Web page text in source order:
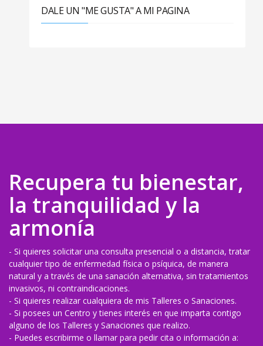
DALE UN "ME GUSTA" A MI PAGINA
Recupera tu bienestar,
la tranquilidad y la
armonía
- Si quieres solicitar una consulta presencial o a distancia, tratar
cualquier tipo de enfermedad física o psíquica, de manera
natural y a través de una sanación alternativa, sin tratamientos
invasivos, ni contraindicaciones.
- Si quieres realizar cualquiera de mis Talleres o Sanaciones.
- Si posees un Centro y tienes interés en que imparta contigo
alguno de los Talleres y Sanaciones que realizo.
- Puedes escribirme o llamar para pedir cita o información a: